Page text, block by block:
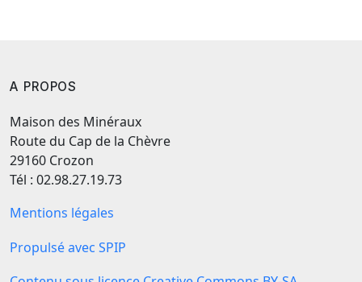
A PROPOS
Maison des Minéraux
Route du Cap de la Chèvre
29160 Crozon
Tél : 02.98.27.19.73
Mentions légales
Propulsé avec SPIP